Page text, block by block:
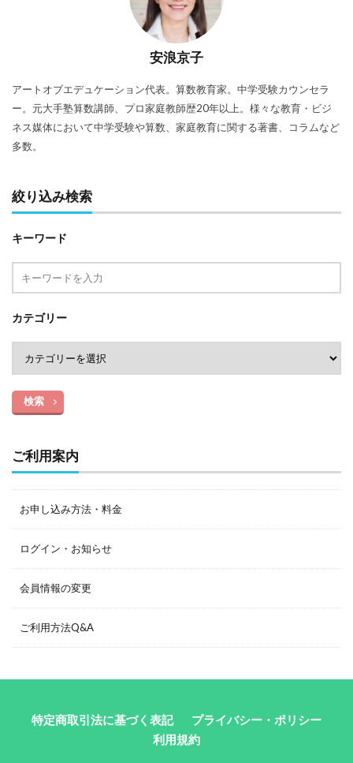
安浪京子
アートオブエデュケーション代表。算数教育家。中学受験カウンセラ
ー。元大手塾算数講師、プロ家庭教師歴20年以上。様々な教育・ビジ
ネス媒体において中学受験や算数、家庭教育に関する著書、コラムなど
多数。
絞り込み検索
キーワード
カテゴリー
検索
ご利用案内
お申し込み方法・料金
ログイン・お知らせ
会員情報の変更
ご利用方法Q&A
特定商取引法に基づく表記
プライバシー・ポリシー
利用規約